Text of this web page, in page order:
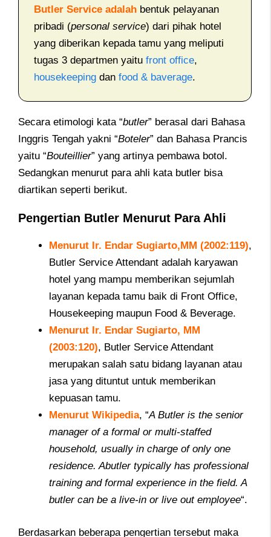
Butler Service adalah bentuk pelayanan
pribadi (personal service) dari pihak hotel
yang diberikan kepada tamu yang meliputi
tugas 3 departmen yaitu front office,
housekeeping dan food & baverage.
Secara etimologi kata “butler” berasal dari Bahasa
Inggris Tengah yakni “Boteler” dan Bahasa Prancis
yaitu “Bouteillier” yang artinya pembawa botol.
Sedangkan menurut para ahli kata butler bisa
diartikan seperti berikut.
Pengertian Butler Menurut Para Ahli
Menurut Ir. Endar Sugiarto,MM (2002:119),
Butler Service Attendant adalah karyawan
hotel yang mampu memberikan sejumlah
layanan kepada tamu baik di Front Office,
Housekeeping maupun Food & Beverage.
Menurut Ir. Endar Sugiarto, MM
(2003:120), Butler Service Attendant
merupakan salah satu bidang layanan atau
jasa yang dituntut untuk memberikan
kepuasan tamu.
Menurut Wikipedia, “A Butler is the senior
manager of a formal or multi-staffed
household, usually in charge of only one
residence. Abutler typically has professional
training and formal experience in the field. A
butler can be a live-in or live out employee“.
Berdasarkan beberapa pengertian tersebut maka